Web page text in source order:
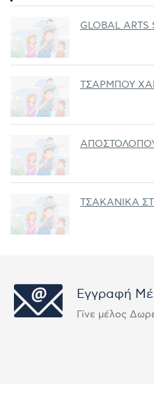
GLOBAL ARTS
ΤΣΑΡΜΠΟΥ
ΤΣΑΚΑΝΙΚΑ
Εγγραφή
Γίνε μέλος